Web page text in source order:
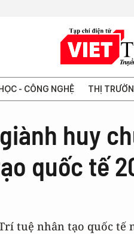
- CÔNG NGHỆ THỊ
huy
quốc tế
tuệ nhân tạo quốc tế